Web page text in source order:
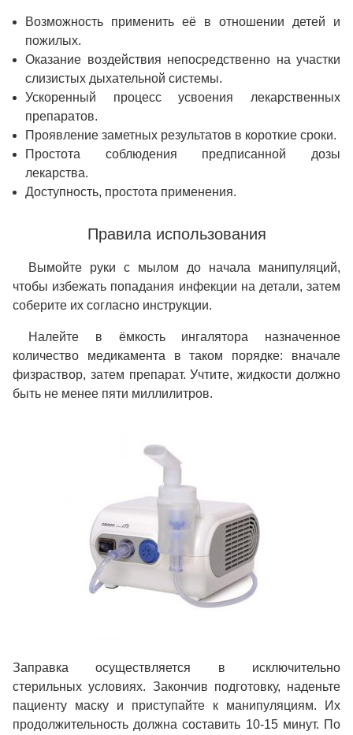
Возможность применить её в отношении детей и
пожилых.
Оказание воздействия непосредственно на участки
слизистых дыхательной системы.
Ускоренный процесс усвоения лекарственных
препаратов.
Проявление заметных результатов в короткие сроки.
Простота соблюдения предписанной дозы
лекарства.
Доступность, простота применения.
Правила использования
Вымойте руки с мылом до начала манипуляций,
чтобы избежать попадания инфекции на детали, затем
соберите их согласно инструкции.
Налейте в ёмкость ингалятора назначенное
количество медикамента в таком порядке: вначале
физраствор, затем препарат. Учтите, жидкости должно
быть не менее пяти миллилитров.
Заправка осуществляется в исключительно
стерильных условиях. Закончив подготовку, наденьте
пациенту маску и приступайте к манипуляциям. Их
продолжительность должна составить 10-15 минут. По